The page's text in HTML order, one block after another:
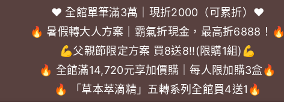
❤️ 全館單筆滿3萬｜現折2000（可累折）❤️
🔥 暑假轉大人方案｜霸氣折現金，最高折6888！🔥
💪父親節限定方案 買8送8!!(限購1組)💪
🔥 全館滿14,720元享加價購｜每人限加購3盒🔥
🔥 「草本萃滴精」五轉系列全館買4送1🔥